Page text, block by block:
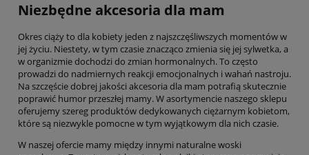
Niezbędne akcesoria dla mam
Okres ciąży to dla kobiety jeden z najszczęśliwszych momentów w
jej życiu. Niestety, w tym czasie znacząco zmienia się jej sylwetka, a
w organizmie dochodzi do zmian hormonalnych. To często
prowadzi do nadmiernych reakcji emocjonalnych i wahań nastroju.
Na szczęście dobrej jakości akcesoria dla mam potrafią skutecznie
poprawić humor przeszłej mamy. W asortymencie naszego sklepu
oferujemy szereg produktów dedykowanych ciężarnym kobietom,
które są niezwykle pomocne w tym wyjątkowym dla nich czasie.
W naszej ofercie mamy między innymi naturalne woski